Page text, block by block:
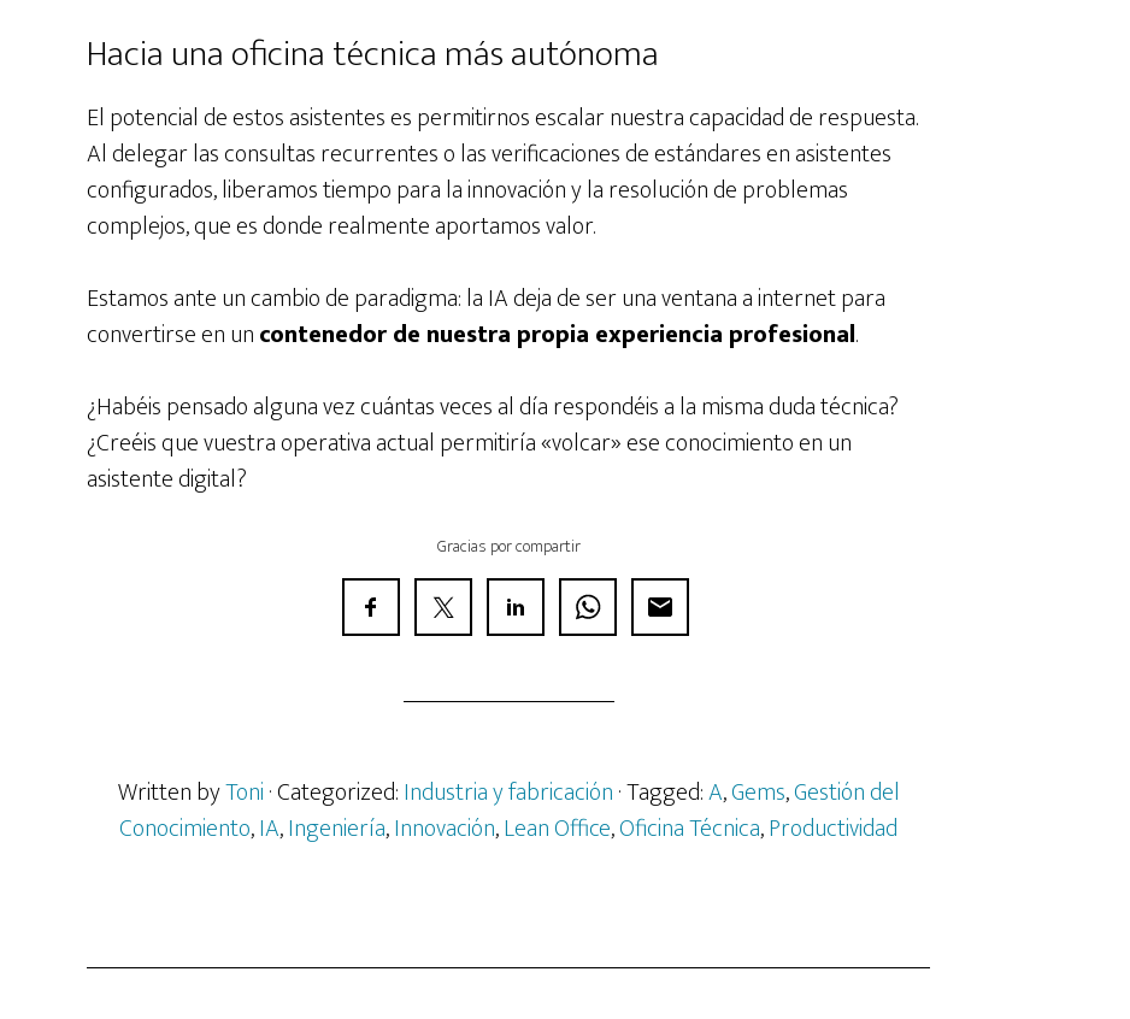
Hacia una oficina técnica más autónoma
El potencial de estos asistentes es permitirnos escalar nuestra capacidad de respuesta.
Al delegar las consultas recurrentes o las verificaciones de estándares en asistentes
configurados, liberamos tiempo para la innovación y la resolución de problemas
complejos, que es donde realmente aportamos valor.
Estamos ante un cambio de paradigma: la IA deja de ser una ventana a internet para
convertirse en uncontenedor de nuestra propia experiencia profesional.
¿Habéis pensado alguna vez cuántas veces al día respondéis a la misma duda técnica?
¿Creéis que vuestra operativa actual permitiría «volcar» ese conocimiento en un
asistente digital?
Gracias por compartir
Written byToni· Categorized:Industria y fabricación· Tagged:A,Gems,Gestión del
Conocimiento,IA,Ingeniería,Innovación,Lean Office,Oficina Técnica,Productividad